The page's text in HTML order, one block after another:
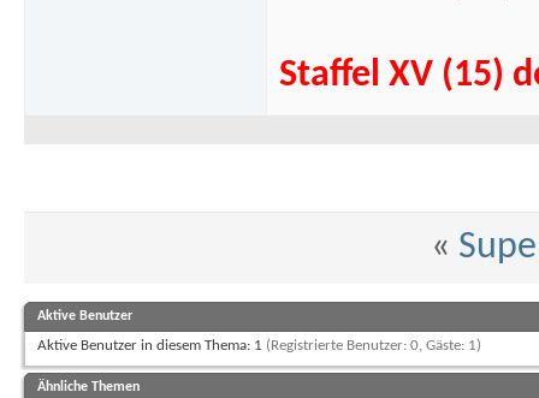
Staffel XV (15)
«
Aktive Benutzer
Aktive Benutzer in diesem Thema: 1 (Registrierte Benutzer: 0, Gäste: 1)
Ähnliche Themen